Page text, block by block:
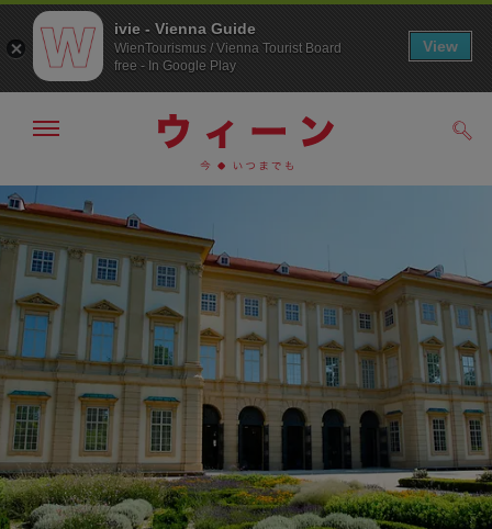
メ
ニ
ュ
へ
こ
の
ペ
ジ
の
ト
ッ
プ
へ
メ
の
表
示・
非
表
示
ivie - Vienna Guide
WienTourismus / Vienna Tourist Board
free - In Google Play
View